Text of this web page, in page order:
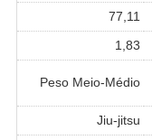
77,11
1,83
Peso Meio-Médio
Jiu-jitsu